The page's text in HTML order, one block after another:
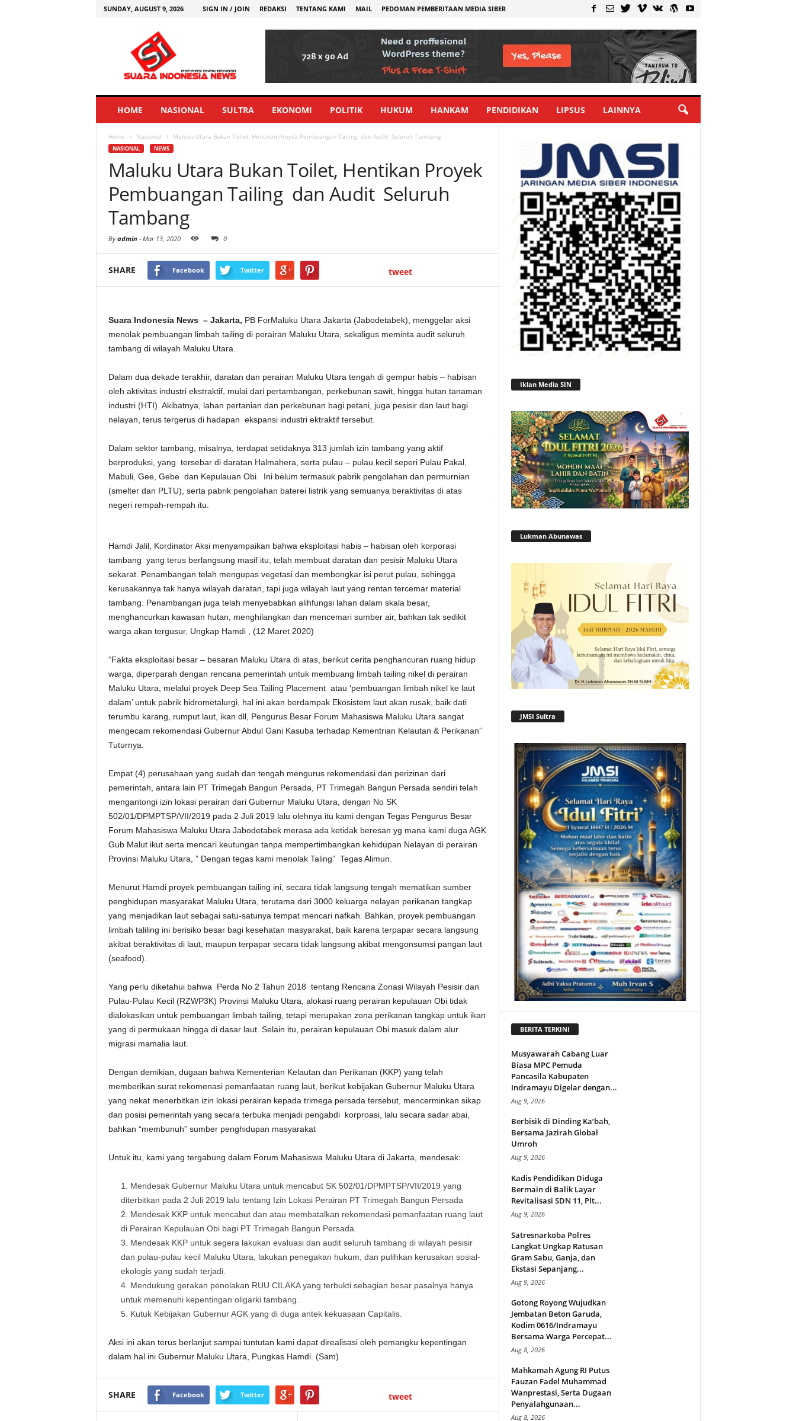
SUNDAY, AUGUST 9, 2026 SIGN IN / JOIN REDAKSI TENTANG KAMI MAIL PEDOMAN PEMBERITAAN MEDIA SIBER
HOME NASIONAL SULTRA EKONOMI POLITIK HUKUM HANKAM PENDIDIKAN LIPSUS LAINNYA
Home Nasional Maluku Utara Bukan Toilet, Hentikan Proyek Pembuangan Tailing dan Audit Seluruh Tambang
NASIONAL NEWS
Maluku Utara Bukan Toilet, Hentikan Proyek
Pembuangan Tailing dan Audit Seluruh
Tambang
Byadmin - Mar 13, 2020 0
SHARE Facebook Twitter tweet
Suara Indonesia News – Jakarta, PB ForMaluku Utara Jakarta (Jabodetabek), menggelar aksi
menolak pembuangan limbah tailing di perairan Maluku Utara, sekaligus meminta audit seluruh
tambang di wilayah Maluku Utara.
Dalam dua dekade terakhir, daratan dan perairan Maluku Utara tengah di gempur habis – habisan
oleh aktivitas industri ekstraktif, mulai dari pertambangan, perkebunan sawit, hingga hutan tanaman
industri (HTI). Akibatnya, lahan pertanian dan perkebunan bagi petani, juga pesisir dan laut bagi
nelayan, terus tergerus di hadapan ekspansi industri ektraktif tersebut.
Dalam sektor tambang, misalnya, terdapat setidaknya 313 jumlah izin tambang yang aktif
berproduksi, yang tersebar di daratan Halmahera, serta pulau – pulau kecil seperi Pulau Pakal,
Mabuli, Gee, Gebe dan Kepulauan Obi. Ini belum termasuk pabrik pengolahan dan permurnian
(smelter dan PLTU), serta pabrik pengolahan baterei listrik yang semuanya beraktivitas di atas
negeri rempah-rempah itu.
Hamdi Jalil, Kordinator Aksi menyampaikan bahwa eksploitasi habis – habisan oleh korporasi
tambang yang terus berlangsung masif itu, telah membuat daratan dan pesisir Maluku Utara
sekarat. Penambangan telah mengupas vegetasi dan membongkar isi perut pulau, sehingga
kerusakannya tak hanya wilayah daratan, tapi juga wilayah laut yang rentan tercemar material
tambang. Penambangan juga telah menyebabkan alihfungsi lahan dalam skala besar,
menghancurkan kawasan hutan, menghilangkan dan mencemari sumber air, bahkan tak sedikit
warga akan tergusur, Ungkap Hamdi , (12 Maret 2020)
“Fakta eksploitasi besar – besaran Maluku Utara di atas, berikut cerita penghancuran ruang hidup
warga, diperparah dengan rencana pemerintah untuk membuang limbah tailing nikel di perairan
Maluku Utara, melalui proyek Deep Sea Tailing Placement atau ‘pembuangan limbah nikel ke laut
dalam’ untuk pabrik hidrometalurgi, hal ini akan berdampak Ekosistem laut akan rusak, baik dati
terumbu karang, rumput laut, ikan dll, Pengurus Besar Forum Mahasiswa Maluku Utara sangat
mengecam rekomendasi Gubernur Abdul Gani Kasuba terhadap Kementrian Kelautan & Perikanan”
Tuturnya.
Empat (4) perusahaan yang sudah dan tengah mengurus rekomendasi dan perizinan dari
pemerintah, antara lain PT Trimegah Bangun Persada, PT Trimegah Bangun Persada sendiri telah
mengantongi izin lokasi perairan dari Gubernur Maluku Utara, dengan No SK
502/01/DPMPTSP/VII/2019 pada 2 Juli 2019 lalu olehnya itu kami dengan Tegas Pengurus Besar
Forum Mahasiswa Maluku Utara Jabodetabek merasa ada ketidak beresan yg mana kami duga AGK
Gub Malut ikut serta mencari keutungan tanpa mempertimbangkan kehidupan Nelayan di perairan
Provinsi Maluku Utara, ” Dengan tegas kami menolak Taling” Tegas Alimun.
Menurut Hamdi proyek pembuangan tailing ini, secara tidak langsung tengah mematikan sumber
penghidupan masyarakat Maluku Utara, terutama dari 3000 keluarga nelayan perikanan tangkap
yang menjadikan laut sebagai satu-satunya tempat mencari nafkah. Bahkan, proyek pembuangan
limbah taliling ini berisiko besar bagi kesehatan masyarakat, baik karena terpapar secara langsung
akibat beraktivitas di laut, maupun terpapar secara tidak langsung akibat mengonsumsi pangan laut
(seafood).
Yang perlu diketahui bahwa Perda No 2 Tahun 2018 tentang Rencana Zonasi Wilayah Pesisir dan
Pulau-Pulau Kecil (RZWP3K) Provinsi Maluku Utara, alokasi ruang perairan kepulauan Obi tidak
dialokasikan untuk pembuangan limbah tailing, tetapi merupakan zona perikanan tangkap untuk ikan
yang di permukaan hingga di dasar laut. Selain itu, perairan kepulauan Obi masuk dalam alur
migrasi mamalia laut.
Dengan demikian, dugaan bahwa Kementerian Kelautan dan Perikanan (KKP) yang telah
memberikan surat rekomenasi pemanfaatan ruang laut, berikut kebijakan Gubernur Maluku Utara
yang nekat menerbitkan izin lokasi perairan kepada trimega persada tersebut, mencerminkan sikap
dan posisi pemerintah yang secara terbuka menjadi pengabdi korproasi, lalu secara sadar abai,
bahkan “membunuh” sumber penghidupan masyarakat
Untuk itu, kami yang tergabung dalam Forum Mahasiswa Maluku Utara di Jakarta, mendesak:
Mendesak Gubernur Maluku Utara untuk mencabut SK 502/01/DPMPTSP/VII/2019 yang
diterbitkan pada 2 Juli 2019 lalu tentang Izin Lokasi Perairan PT Trimegah Bangun Persada
Mendesak KKP untuk mencabut dan atau membatalkan rekomendasi pemanfaatan ruang laut
di Perairan Kepulauan Obi bagi PT Trimegah Bangun Persada.
Mendesak KKP untuk segera lakukan evaluasi dan audit seluruh tambang di wilayah pesisir
dan pulau-pulau kecil Maluku Utara, lakukan penegakan hukum, dan pulihkan kerusakan sosial-
ekologis yang sudah terjadi.
Mendukung gerakan penolakan RUU CILAKA yang terbukti sebagian besar pasalnya hanya
untuk memenuhi kepentingan oligarki tambang.
Kutuk Kebijakan Gubernur AGK yang di duga antek kekuasaan Capitalis.
Aksi ini akan terus berlanjut sampai tuntutan kami dapat direalisasi oleh pemangku kepentingan
dalam hal ini Gubernur Maluku Utara, Pungkas Hamdi. (Sam)
SHARE Facebook Twitter tweet
Iklan Media SIN
Lukman Abunawas
JMSI Sultra
BERITA TERKINI
Musyawarah Cabang Luar
Biasa MPC Pemuda
Pancasila Kabupaten
Indramayu Digelar dengan...
Aug 9, 2026
Berbisik di Dinding Ka’bah,
Bersama Jazirah Global
Umroh
Aug 9, 2026
Kadis Pendidikan Diduga
Bermain di Balik Layar
Revitalisasi SDN 11, Plt...
Aug 9, 2026
Satresnarkoba Polres
Langkat Ungkap Ratusan
Gram Sabu, Ganja, dan
Ekstasi Sepanjang...
Aug 9, 2026
Gotong Royong Wujudkan
Jembatan Beton Garuda,
Kodim 0616/Indramayu
Bersama Warga Percepat...
Aug 8, 2026
Mahkamah Agung RI Putus
Fauzan Fadel Muhammad
Wanprestasi, Serta Dugaan
Penyalahgunaan...
Aug 8, 2026